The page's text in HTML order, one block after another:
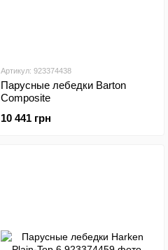
Артикул: 923374438
Парусные лебедки Barton
Composite
10 441 грн